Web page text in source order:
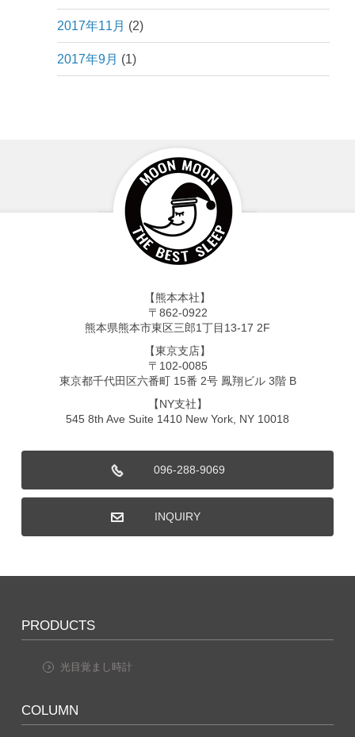
2017年11月 (2)
2017年9月 (1)
【熊本本社】
〒862-0922
熊本県熊本市東区三郎1丁目13-17 2F
【東京支店】
〒102-0085
東京都千代田区六番町 15番 2号 鳳翔ビル 3階 B
【NY支社】
545 8th Ave Suite 1410 New York, NY 10018
096-288-9069
INQUIRY
PRODUCTS
光目覚まし時計
COLUMN